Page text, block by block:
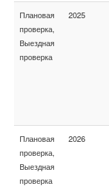
Плановая
проверка,
Выездная
проверка
2025
Плановая
проверка,
Выездная
проверка
2026